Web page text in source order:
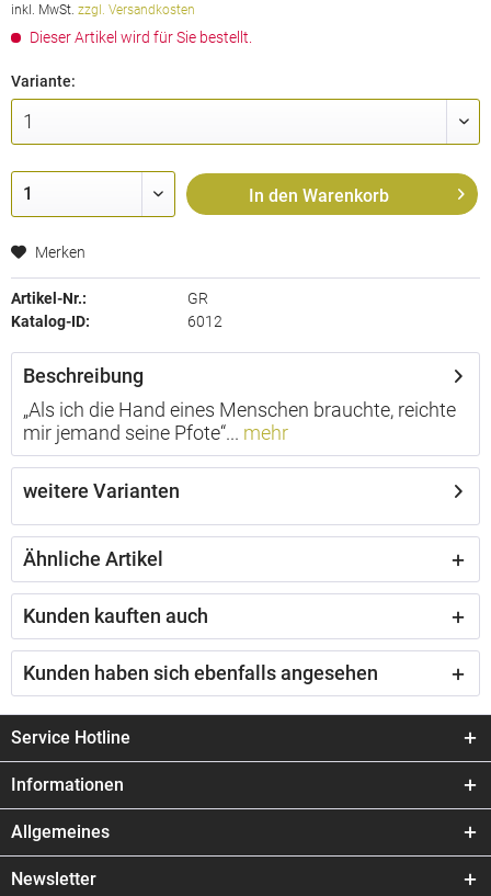
inkl. MwSt. zzgl. Versandkosten
Dieser Artikel wird für Sie bestellt.
Variante:
In den Warenkorb
Merken
Artikel-Nr.:
GR
Katalog-ID:
6012
Beschreibung
„Als ich die Hand eines Menschen brauchte, reichte
mir jemand seine Pfote“... mehr
weitere Varianten
Ähnliche Artikel
Kunden kauften auch
Kunden haben sich ebenfalls angesehen
Service Hotline
Informationen
Allgemeines
Newsletter